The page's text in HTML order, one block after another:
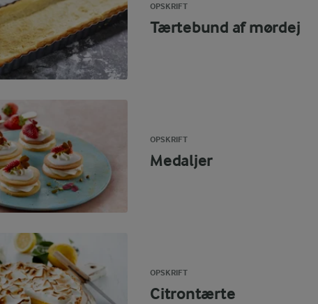
OPSKRIFT
Tærtebund af mørdej
OPSKRIFT
Medaljer
OPSKRIFT
Citrontærte